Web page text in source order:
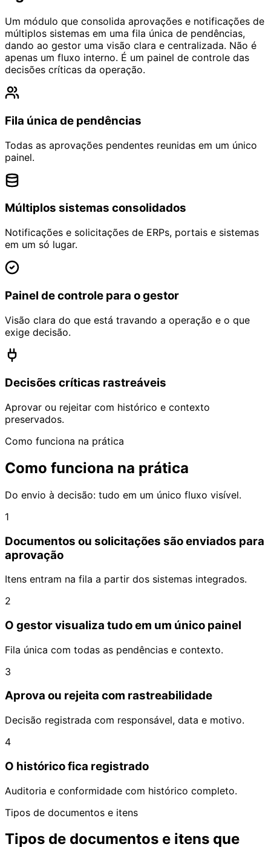
Um módulo que consolida aprovações e notificações de
múltiplos sistemas em uma fila única de pendências,
dando ao gestor uma visão clara e centralizada. Não é
apenas um fluxo interno. É um painel de controle das
decisões críticas da operação.
Fila única de pendências
Todas as aprovações pendentes reunidas em um único
painel.
Múltiplos sistemas consolidados
Notificações e solicitações de ERPs, portais e sistemas
em um só lugar.
Painel de controle para o gestor
Visão clara do que está travando a operação e o que
exige decisão.
Decisões críticas rastreáveis
Aprovar ou rejeitar com histórico e contexto
preservados.
Como funciona na prática
Como funciona na prática
Do envio à decisão: tudo em um único fluxo visível.
1
Documentos ou solicitações são enviados para
aprovação
Itens entram na fila a partir dos sistemas integrados.
2
O gestor visualiza tudo em um único painel
Fila única com todas as pendências e contexto.
3
Aprova ou rejeita com rastreabilidade
Decisão registrada com responsável, data e motivo.
4
O histórico fica registrado
Auditoria e conformidade com histórico completo.
Tipos de documentos e itens
Tipos de documentos e itens que